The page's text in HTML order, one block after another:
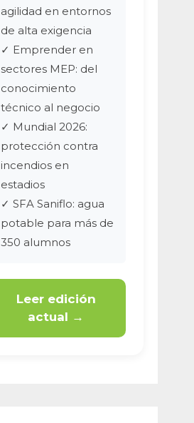
agilidad en entornos
de alta exigencia
✓ Emprender en
sectores MEP: del
conocimiento
técnico al negocio
✓ Mundial 2026:
protección contra
incendios en
estadios
✓ SFA Saniflo: agua
potable para más de
350 alumnos
Leer edición
actual →